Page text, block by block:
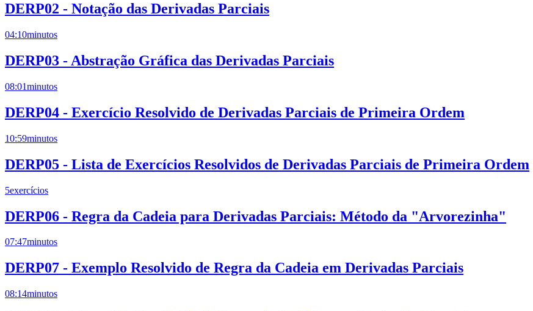
DERP02 - Notação das Derivadas Parciais
04:10minutos
DERP03 - Abstração Gráfica das Derivadas Parciais
08:01minutos
DERP04 - Exercício Resolvido de Derivadas Parciais de Primeira Ordem
10:59minutos
DERP05 - Lista de Exercícios Resolvidos de Derivadas Parciais de Primeira Ordem
5exercícios
DERP06 - Regra da Cadeia para Derivadas Parciais: Método da "Arvorezinha"
07:47minutos
DERP07 - Exemplo Resolvido de Regra da Cadeia em Derivadas Parciais
08:14minutos